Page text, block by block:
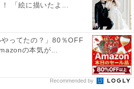
「絵に描いたよ...
やってたの？」80％OFF
の本気が...
Recommended by